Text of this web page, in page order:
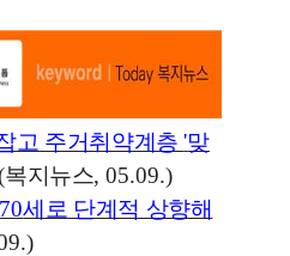
고 주거취약계층'맞
복지뉴스, 05.09.)
70세로 단계적 상향해